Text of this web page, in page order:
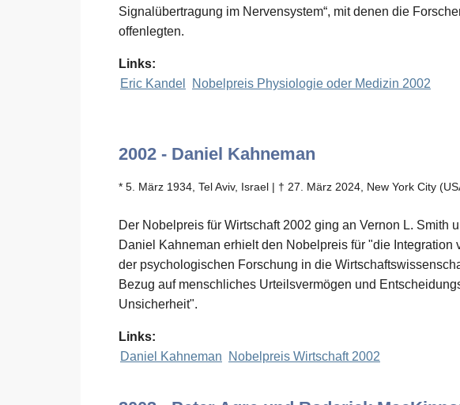
Signalübertragung im Nervensystem“, mit denen die
offenlegten.
Links:
Eric Kandel
Nobelpreis Physiologie oder Medizin 2002
2002 - Daniel Kahneman
* 5. März 1934, Tel Aviv, Israel | † 27. März 2024, New York City
Der Nobelpreis für Wirtschaft 2002 ging an Vernon L. Smith
Daniel Kahneman erhielt den Nobelpreis für "die Integration
der psychologischen Forschung in die
Bezug auf menschliches Urteilsvermögen und
Unsicherheit".
Links:
Daniel Kahneman
Nobelpreis Wirtschaft 2002